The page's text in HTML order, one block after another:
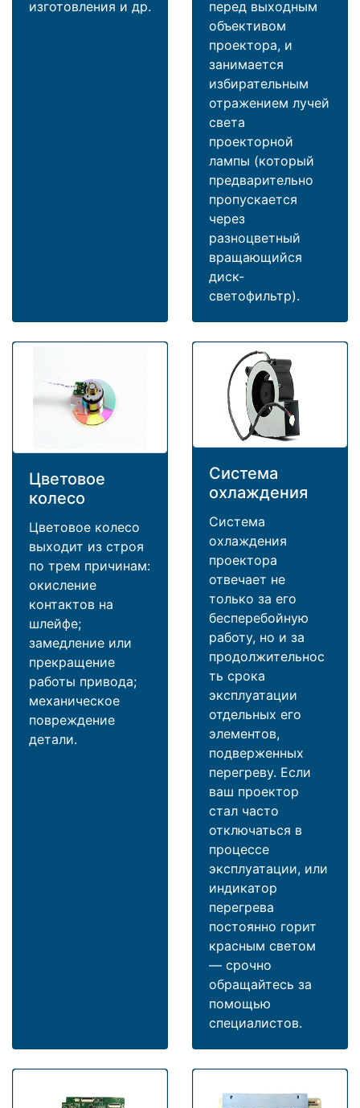
изготовления и др.
перед выходным
объективом
проектора, и
занимается
избирательным
отражением лучей
света
проекторной
лампы (который
предварительно
пропускается
через
разноцветный
вращающийся
диск-
светофильтр).
Цветовое
колесо
Цветовое колесо
выходит из строя
по трем причинам:
окисление
контактов на
шлейфе;
замедление или
прекращение
работы привода;
механическое
повреждение
детали.
Система
охлаждения
Система
охлаждения
проектора
отвечает не
только за его
бесперебойную
работу, но и за
продолжительнос
ть срока
эксплуатации
отдельных его
элементов,
подверженных
перегреву. Если
ваш проектор
стал часто
отключаться в
процессе
эксплуатации, или
индикатор
перегрева
постоянно горит
красным светом
— срочно
обращайтесь за
помощью
специалистов.